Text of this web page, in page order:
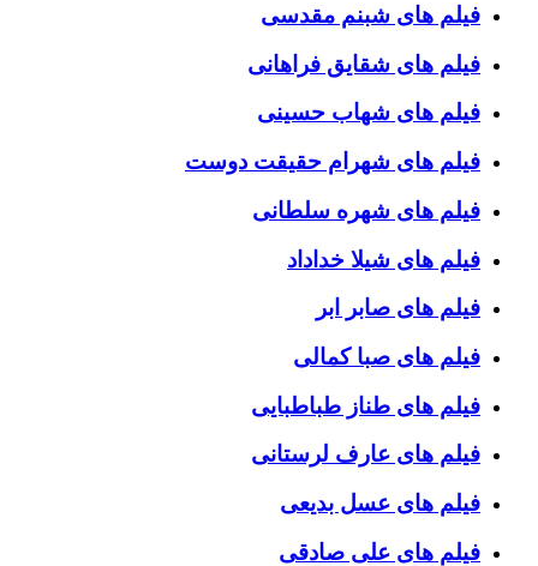
فیلم های شبنم مقدسی
فیلم های شقایق فراهانی
فیلم های شهاب حسینی
فیلم های شهرام حقیقت دوست
فیلم های شهره سلطانی
فیلم های شیلا خداداد
فیلم های صابر ابر
فیلم های صبا کمالی
فیلم های طناز طباطبایی
فیلم های عارف لرستانی
فیلم های عسل بدیعی
فیلم های علی صادقی